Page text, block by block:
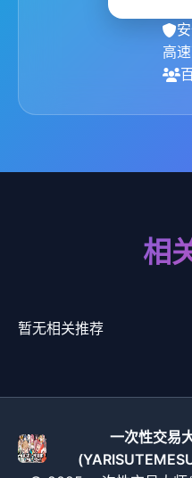
高
相
暂无相关推荐
一次性交易